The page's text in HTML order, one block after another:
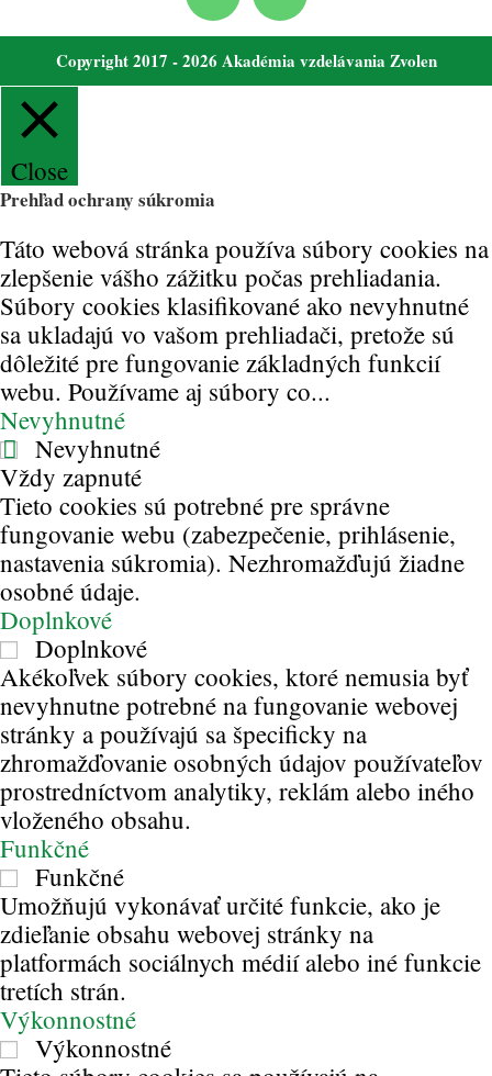
Copyright 2017 - 2026 Akadémia vzdelávania Zvolen
Close
Prehľad ochrany súkromia
Táto webová stránka používa súbory cookies na
zlepšenie vášho zážitku počas prehliadania.
Súbory cookies klasifikované ako nevyhnutné
sa ukladajú vo vašom prehliadači, pretože sú
dôležité pre fungovanie základných funkcií
webu. Používame aj súbory co...
Nevyhnutné
Nevyhnutné
Vždy zapnuté
Tieto cookies sú potrebné pre správne
fungovanie webu (zabezpečenie, prihlásenie,
nastavenia súkromia). Nezhromažďujú žiadne
osobné údaje.
Doplnkové
Doplnkové
Akékoľvek súbory cookies, ktoré nemusia byť
nevyhnutne potrebné na fungovanie webovej
stránky a používajú sa špecificky na
zhromažďovanie osobných údajov používateľov
prostredníctvom analytiky, reklám alebo iného
vloženého obsahu.
Funkčné
Funkčné
Umožňujú vykonávať určité funkcie, ako je
zdieľanie obsahu webovej stránky na
platformách sociálnych médií alebo iné funkcie
tretích strán.
Výkonnostné
Výkonnostné